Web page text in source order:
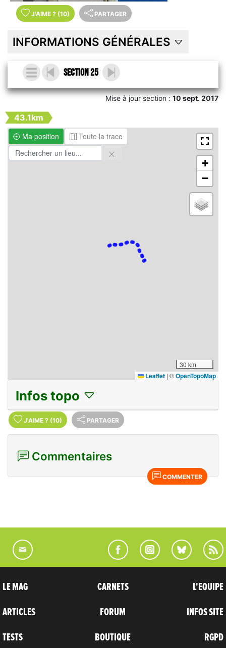
J'AIME ? (10) PARTAGER
INFORMATIONS GÉNÉRALES
Section 25
Mise à jour section :10 sept. 2017
43.1km
Ma position
Toute la trace
+
−
30 km
Leaflet | ©OpenTopoMap
Infos topo
J'AIME ? (10) PARTAGER
Commentaires
COMMENTER
LE MAG
ARTICLES
TESTS
CARNETS
FORUM
BOUTIQUE
L'EQUIPE
INFOS SITE
RGPD